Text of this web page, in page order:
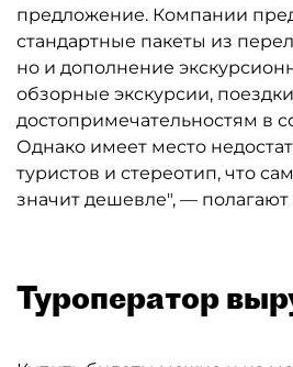
предложение. Компании
стандартные пакеты из
но и дополнение
обзорные экскурсии,
достопримечательностям в
Однако имеет место
туристов и стереотип, что
значит дешевле", — полагают
Туроператор